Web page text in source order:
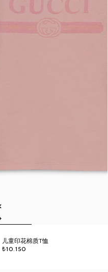
儿童印花棉质T恤
₺10.150